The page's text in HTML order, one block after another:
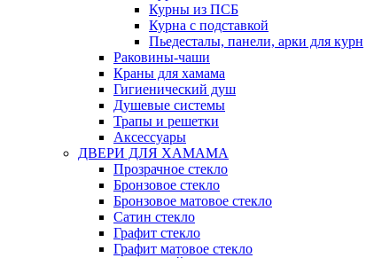
Курны из ПСБ
Курна с подставкой
Пьедесталы, панели, арки для курн
Раковины-чаши
Краны для хамама
Гигиенический душ
Душевые системы
Трапы и решетки
Аксессуары
ДВЕРИ ДЛЯ ХАМАМА
Прозрачное стекло
Бронзовое стекло
Бронзовое матовое стекло
Сатин стекло
Графит стекло
Графит матовое стекло